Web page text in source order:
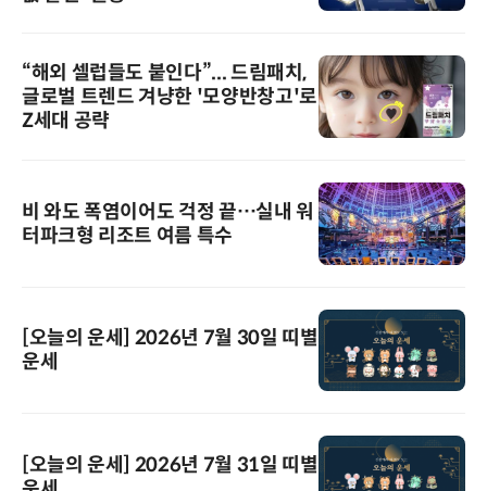
“해외 셀럽들도 붙인다”... 드림패치,
글로벌 트렌드 겨냥한 '모양반창고'로
Z세대 공략
비 와도 폭염이어도 걱정 끝…실내 워
터파크형 리조트 여름 특수
[오늘의 운세] 2026년 7월 30일 띠별
운세
[오늘의 운세] 2026년 7월 31일 띠별